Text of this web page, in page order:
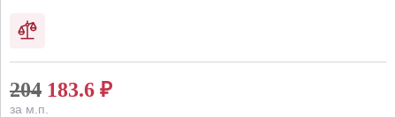
204 183.6 ₽
за м.п.